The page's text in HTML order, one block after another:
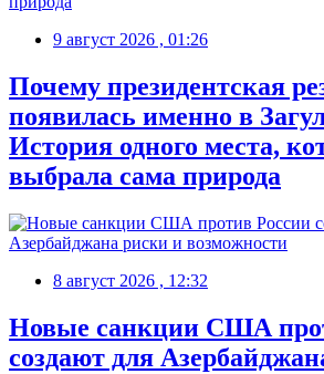
9 август 2026 , 01:26
Почему президентская
появилась именно в
История одного места,
выбрала сама природа
8 август 2026 , 12:32
Новые санкции США
создают для